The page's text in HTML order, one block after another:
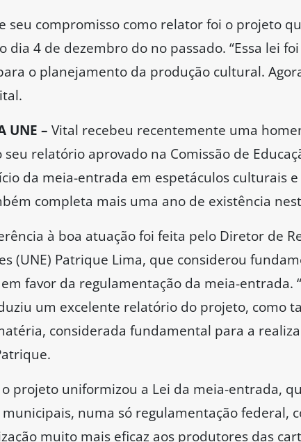
seu compromisso como relator foi o projeto
dia 4 de dezembro do no passado. “Essa lei
o planejamento da produção cultural.
UNE – Vital recebeu recentemente uma
seu relatório aprovado na Comissão de
da meia-entrada em espetáculos culturais
completa mais uma ano de existência
à boa atuação foi feita pelo Diretor de
(UNE) Patrique Lima, que considerou
favor da regulamentação da meia-entrada.
um excelente relatório do projeto, como
considerada fundamental para a
projeto uniformizou a Lei da meia-entrada,
numa só regulamentação federal,
muito mais eficaz aos produtores das